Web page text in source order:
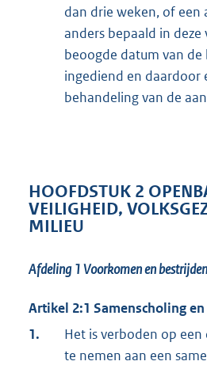
dan drie weken, of
anders bepaald in
beoogde datum van
ingediend en daardoor
behandeling van de
HOOFDSTUK 2
VEILIGHEID,
MILIEU
Afdeling 1Voorkomen en
Artikel 2:1 Samenscholing
1.
Het is verboden op
te nemen aan een